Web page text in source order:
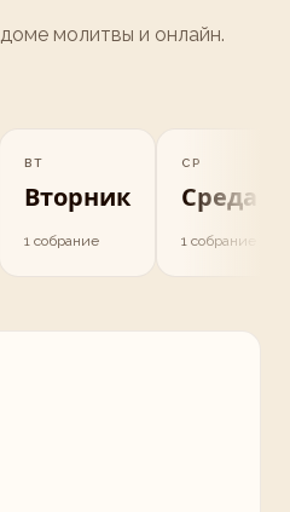
молитвы и онлайн.
ВТ
Вторник
1 собрание
СР
Среда
1 собрание